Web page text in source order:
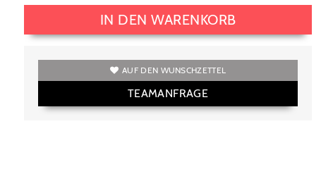
IN DEN WARENKORB
AUF DEN WUNSCHZETTEL
TEAMANFRAGE